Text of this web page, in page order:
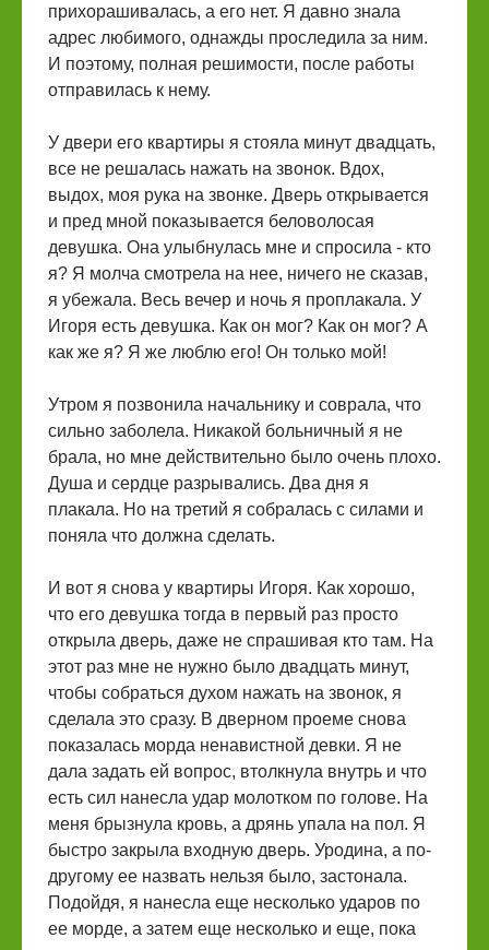
прихорашивалась, а его нет. Я давно знала
адрес любимого, однажды проследила за ним.
И поэтому, полная решимости, после работы
отправилась к нему.
У двери его квартиры я стояла минут двадцать,
все не решалась нажать на звонок. Вдох,
выдох, моя рука на звонке. Дверь открывается
и пред мной показывается беловолосая
девушка. Она улыбнулась мне и спросила - кто
я? Я молча смотрела на нее, ничего не сказав,
я убежала. Весь вечер и ночь я проплакала. У
Игоря есть девушка. Как он мог? Как он мог? А
как же я? Я же люблю его! Он только мой!
Утром я позвонила начальнику и соврала, что
сильно заболела. Никакой больничный я не
брала, но мне действительно было очень плохо.
Душа и сердце разрывались. Два дня я
плакала. Но на третий я собралась с силами и
поняла что должна сделать.
И вот я снова у квартиры Игоря. Как хорошо,
что его девушка тогда в первый раз просто
открыла дверь, даже не спрашивая кто там. На
этот раз мне не нужно было двадцать минут,
чтобы собраться духом нажать на звонок, я
сделала это сразу. В дверном проеме снова
показалась морда ненавистной девки. Я не
дала задать ей вопрос, втолкнула внутрь и что
есть сил нанесла удар молотком по голове. На
меня брызнула кровь, а дрянь упала на пол. Я
быстро закрыла входную дверь. Уродина, а по-
другому ее назвать нельзя было, застонала.
Подойдя, я нанесла еще несколько ударов по
ее морде, а затем еще несколько и еще, пока